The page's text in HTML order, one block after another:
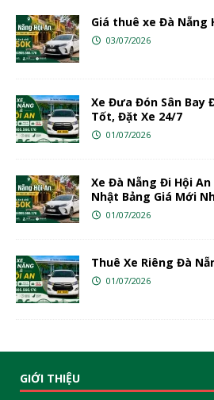
Giá thuê xe Đà Nẵng
03/07/2026
Xe Đưa Đón Sân Bay
Tốt, Đặt Xe 24/7
01/07/2026
Xe Đà Nẵng Đi Hội An
Nhật Bảng Giá Mới
01/07/2026
Thuê Xe Riêng Đà
01/07/2026
GIỚI THIỆU